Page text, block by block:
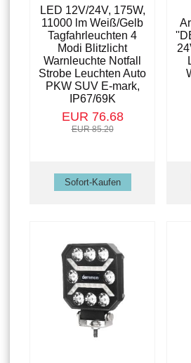
LED 12V/24V, 175W,
11000 lm Weiß/Gelb
Tagfahrleuchten 4
Modi Blitzlicht
Warnleuchte Notfall
Strobe Leuchten Auto
PKW SUV E-mark,
IP67/69K
EUR 76.68
EUR 85.20